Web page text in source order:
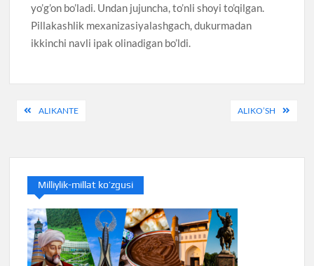
yo’g’on bo’ladi. Undan jujuncha, to’nli shoyi to’qilgan.
Pillakashlik mexanizasiyalashgach, dukurmadan
ikkinchi navli ipak olinadigan bo’ldi.
PostALIKANTE ALIKO’SH
Milliylik-millat ko’zgusi